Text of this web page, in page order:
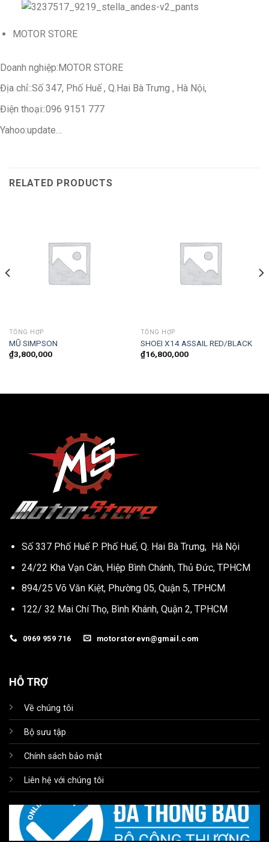
MOTOR STORE
Doanh nghiệp:MOTOR STORE
Địa chỉ::Số 347, Phố Huế , Q.Hai Bà Trưng , Hà Nội,
Điện thoại::096 9151 777
Yahoo:update…
RELATED PRODUCTS
TỔNG HỢP
MŨ SIMPSON
₫3,800,000
TỔNG HỢP
SHOEI X14 ASSAIL RED/BLACK
₫16,800,000
Số 337 Phố Huế P. Phố Huế, Q. Hai Bà Trưng, Hà Nội
24/22 Kha Vạn Cân, Hiệp Bình Chánh, Thủ Đức, TPHCM
894/25 Võ Văn Kiệt, Phường 05, Quận 5, TPHCM
122/ 32 Mai Chí Thọ, Bình Khánh, Quận 2, TPHCM
0969 959 716 motorstorevn@gmail.com
HỖ TRỢ
Về chúng tôi
Bộ sưu tập
Chính sách bảo mật
Liên hệ với chúng tôi